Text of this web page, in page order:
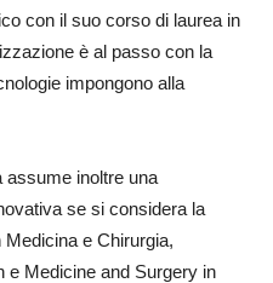
con il suo corso di laurea in
è al passo con la
impongono alla
assume inoltre una
se si considera la
e Chirurgia,
e Medicine and Surgery in